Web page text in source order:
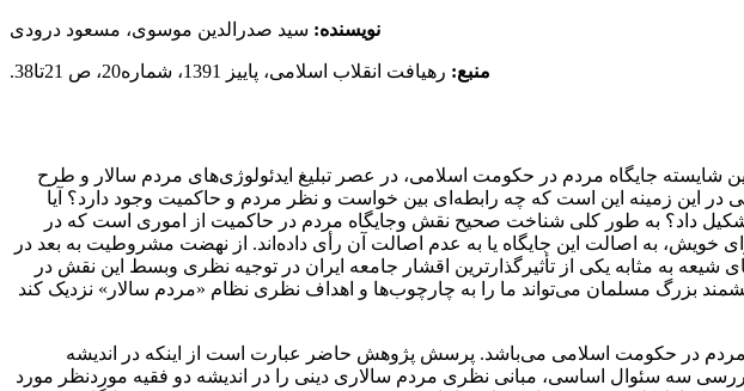
نویسنده: سید صدرالدین موسوی، مسعود درودی
منبع: رهیافت انقلاب اسلامی، پاییز 1391، شماره20، ص 21تا38.
جایگاه‌ مردم‌ در‌ حکومت اسلامی، در عصر تبلیغ ایدئولوژی‌های مردم سالار و طرح
این زمینه این است که‌ چه‌ رابطه‌ای بین خواست و نظر مردم و حاکمیت وجود دارد؟ آیا
داد؟ به طور کلی شناخت‌ صحیح نقش وجایگاه مردم در حاکمیت از اموری است که در
به اصالت‌ این‌ جایگاه یا به عدم اصالت آن رأی داده‌اند. از نهضت مشروطیت به بعد در
بوده‌اند (جمال زاده، ٣٤: ١٣٨٣). در‌ این‌ فاصله‌ زمانی، علمای شیعه به مثابه یکی از تأثیرگذارترین اقشار جامعه ایران در توجیه نظری‌ وبسط‌ این‌ نقش در
بزرگ مسلمان می‌تواند ما را به‌ چارچوب‌‌ها و اهداف نظری نظام «مردم سالار» نزدیک کند
در‌ حکومت اسلامی می‌باشد. پرسش پژوهش حاضر عبارت است از اینکه در‌ اندیشه‌
سه سئوال اساسی، مبانی نظری مردم سالاری دینی را در اندیشه دو‌ فقیه‌ موردنظر مورد